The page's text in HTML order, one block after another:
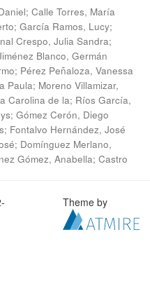
; Calle Torres, María
; García Ramos, Lucy;
Crespo, Julia Sandra;
Blanco, Germán
; Pérez Peñaloza, Vanessa
Paula; Moreno Villamizar,
Carolina de la; Ríos García,
; Gómez Cerón, Diego
; Fontalvo Hernández, José
; Domínguez Merlano,
Gómez, Anabella; Castro
Theme by